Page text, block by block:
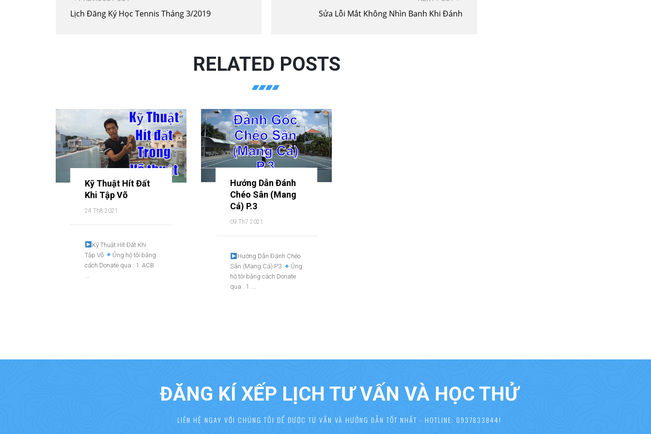
Lịch Đăng Ký Học Tennis Tháng 3/2019 Sửa Lỗi Mắt Không Nhìn Banh Khi Đánh
RELATED POSTS
Kỹ Thuật Hít Đất
Khi Tập Võ
24 Th8 2021
Kỹ Thuật Hít Đất Khi
Tập Võ
Ủng hộ tôi bằng
cách Donate qua : 1. ACB
Hướng Dẫn Đánh
Chéo Sân (Mang
Cá) P.3
09 Th7 2021
Hướng Dẫn Đánh Chéo
Sân (Mang Cá) P.3
Ủng
hộ tôi bằng cách Donate
qua : 1. ...
ĐĂNG KÍ XẾP LỊCH TƯ VẤN VÀ HỌC THỬ
LIÊN HỆ NGAY VỚI CHÚNG TÔI ĐỂ ĐƯỢC TƯ VẤN VÀ HƯỚNG DẪN TỐT NHẤT - HOTLINE: 0937833844!